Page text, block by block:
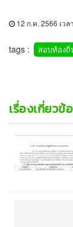
12 ก.ค. 2566 เวล
tags : สอบท้อง
เรื่องเกี่ยวข้